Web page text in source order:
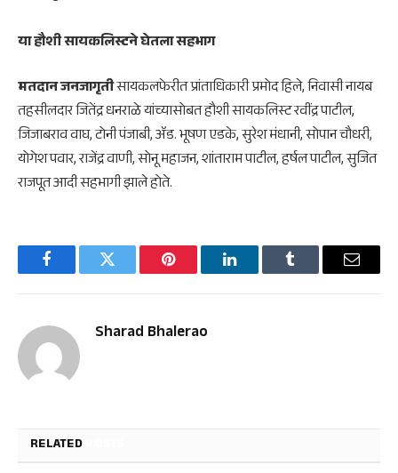
या हौशी सायकलिस्टने घेतला सहभाग
मतदान जनजागृतीसायकलफेरीत प्रांताधिकारी प्रमोद हिले, निवासी नायब
तहसीलदार जितेंद्र धनराळे यांच्यासोबत हौशी सायकलिस्ट रवींद्र पाटील,
जिजाबराव वाघ, टोनी पंजाबी, ॲड. भूषण एडके, सुरेश मंधानी, सोपान चौधरी,
योगेश पवार, राजेंद्र वाणी, सोनू महाजन, शांताराम पाटील, हर्षल पाटील, सुजित
राजपूत आदी सहभागी झाले होते.
FacebookTwitter Pinterest LinkedInTumblr Email
Sharad Bhalerao
RELATED